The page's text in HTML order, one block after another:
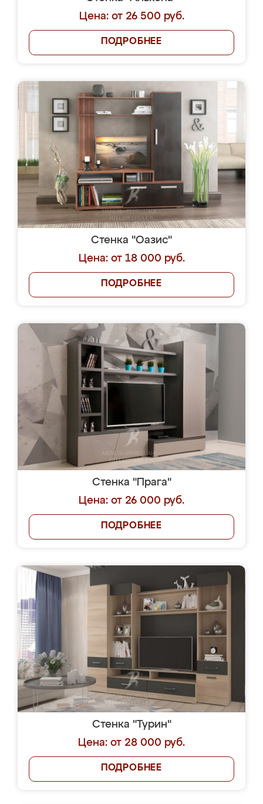
Цена: от 26 500 руб.
ПОДРОБНЕЕ
Стенка "Оазис"
Цена: от 18 000 руб.
ПОДРОБНЕЕ
Стенка "Прага"
Цена: от 26 000 руб.
ПОДРОБНЕЕ
Стенка "Турин"
Цена: от 28 000 руб.
ПОДРОБНЕЕ